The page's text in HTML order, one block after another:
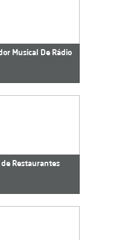
Musical De Rádio
Restaurantes